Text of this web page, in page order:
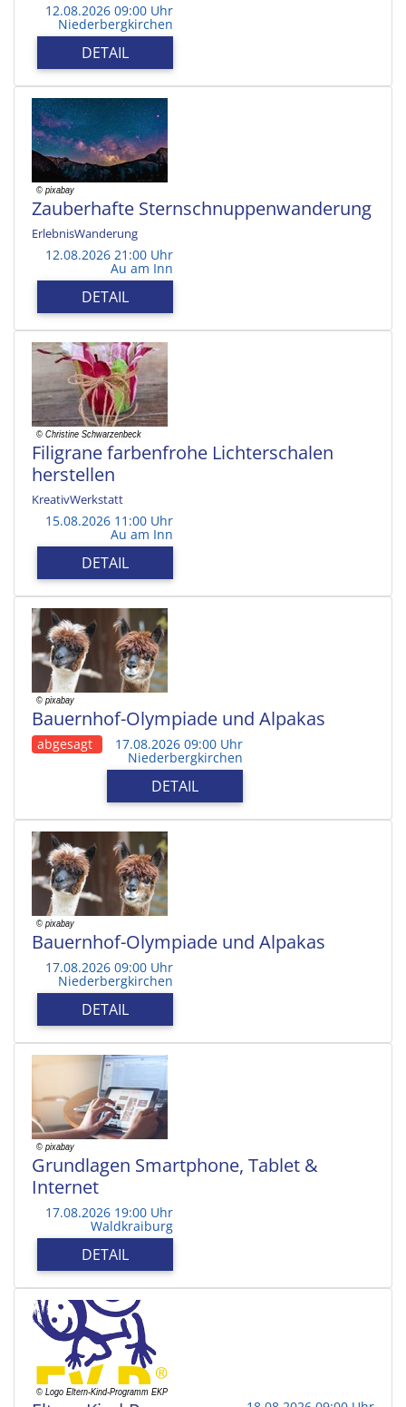
12.08.2026 09:00 Uhr
Niederbergkirchen
DETAIL
Zauberhafte Sternschnuppenwanderung
ErlebnisWanderung
12.08.2026 21:00 Uhr
Au am Inn
DETAIL
Filigrane farbenfrohe Lichterschalen
herstellen
KreativWerkstatt
15.08.2026 11:00 Uhr
Au am Inn
DETAIL
Bauernhof-Olympiade und Alpakas
abgesagt 17.08.2026 09:00 Uhr
Niederbergkirchen
DETAIL
Bauernhof-Olympiade und Alpakas
17.08.2026 09:00 Uhr
Niederbergkirchen
DETAIL
Grundlagen Smartphone, Tablet &
Internet
17.08.2026 19:00 Uhr
Waldkraiburg
DETAIL